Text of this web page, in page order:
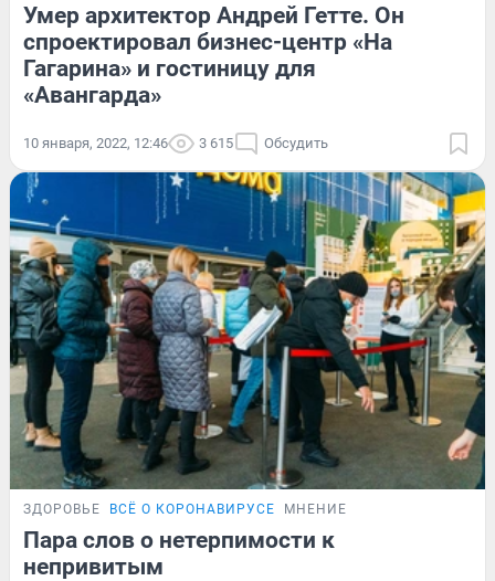
Умер архитектор Андрей Гетте. Он
спроектировал бизнес-центр «На
Гагарина» и гостиницу для
«Авангарда»
10 января, 2022, 12:46 3 615 Обсудить
ЗДОРОВЬЕ ВСЁ О КОРОНАВИРУСЕ МНЕНИЕ
Пара слов о нетерпимости к
непривитым